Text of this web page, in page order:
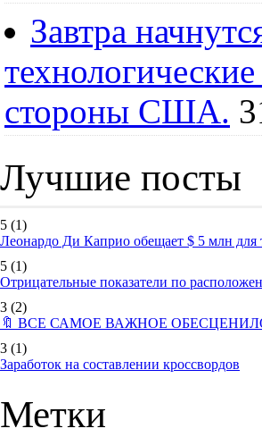
Завтра
стороны США.
Лучшие посты
5 (1)
Леонардо Ди Каприо обещает $ 5 млн для
5 (1)
Отрицательные показатели по
3 (2)
🔖 ВСЕ САМОЕ ВАЖНОЕ
3 (1)
Заработок на составлении кроссвордов
Метки